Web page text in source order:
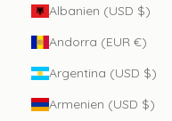
Albanien (USD $)
Andorra (EUR €)
Argentina (USD $)
Armenien (USD $)